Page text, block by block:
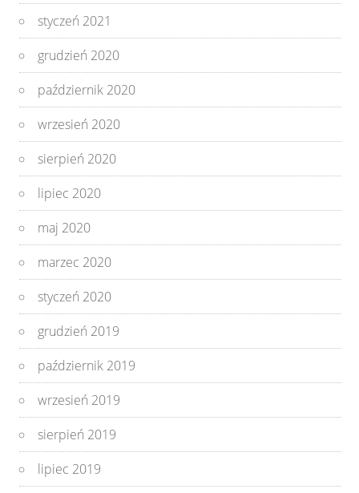
styczeń 2021
grudzień 2020
październik 2020
wrzesień 2020
sierpień 2020
lipiec 2020
maj 2020
marzec 2020
styczeń 2020
grudzień 2019
październik 2019
wrzesień 2019
sierpień 2019
lipiec 2019